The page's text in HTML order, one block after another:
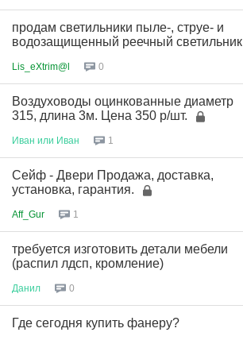
продам светильники пыле-, струе- и
водозащищенный реечный светильник
Lis_eXtrim@l 0
Воздуховоды оцинкованные диаметр
315, длина 3м. Цена 350 р/шт.
Иван или Иван 1
Сейф - Двери Продажа, доставка,
установка, гарантия.
Aff_Gur 1
требуется изготовить детали мебели
(распил лдсп, кромление)
Данил 0
Где сегодня купить фанеру?